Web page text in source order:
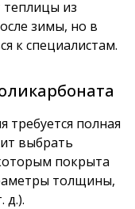
из
зимы, но в
к специалистам.
требуется полная
выбрать
покрыта
толщины,
д.).